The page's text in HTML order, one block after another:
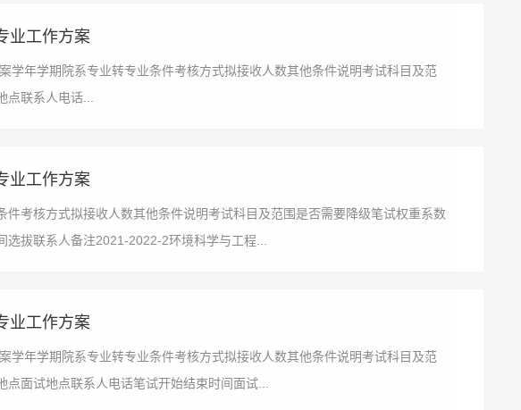
业工作方案
学年学期院系专业转专业条件考核方式拟接收人数其他条件说明考试科目及范
联系人电话...
业工作方案
考核方式拟接收人数其他条件说明考试科目及范围是否需要降级笔试权重系数
拔联系人备注2021-2022-2环境科学与工程...
业工作方案
学年学期院系专业转专业条件考核方式拟接收人数其他条件说明考试科目及范
面试地点联系人电话笔试开始结束时间面试...